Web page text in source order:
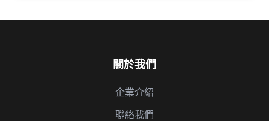
關於我們
企業介紹
聯絡我們